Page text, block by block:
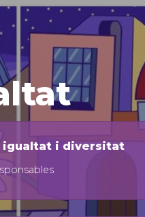
igualtat i diversitat